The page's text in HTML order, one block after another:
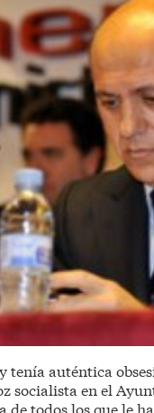
tenía auténtica
socialista en el
todos los que le